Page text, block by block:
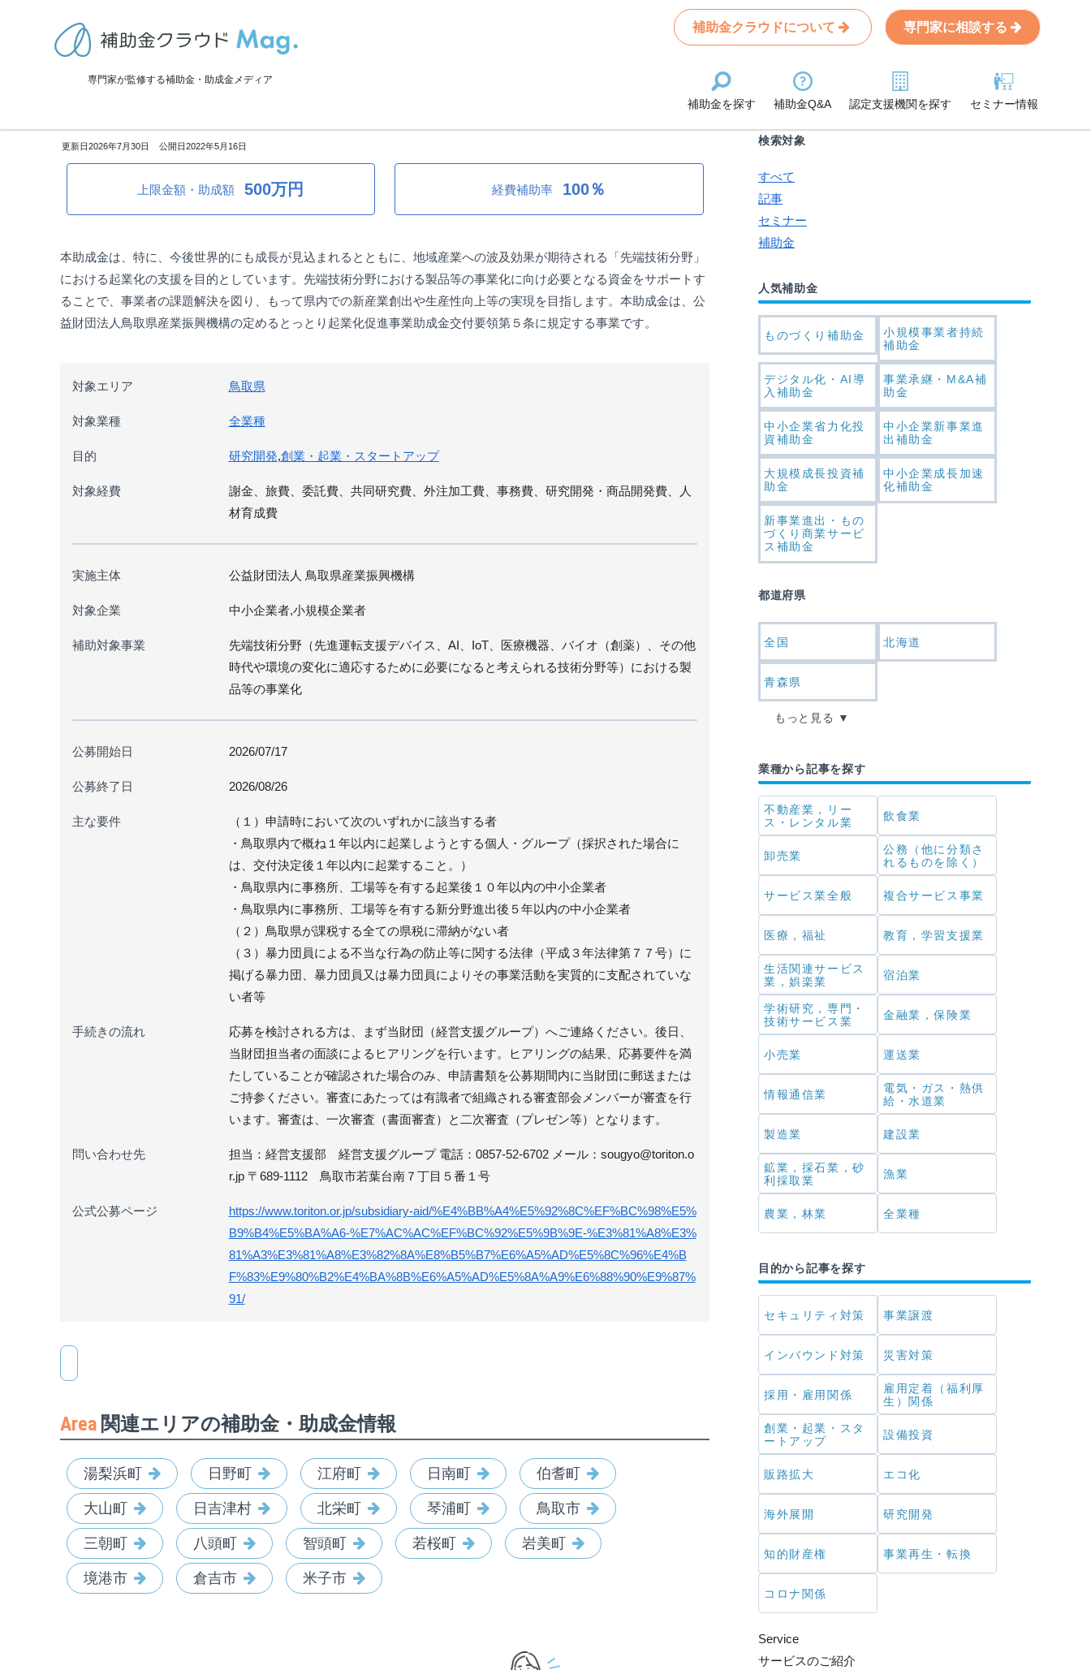
専門家が監修する補助金・助成金メディア
補助金クラウドについて 専門家に相談する
補助金を探す 補助金Q&A 認定支援機関を探す セミナー情報
>補助金・助成金詳細
鳥取県：とっとり起業化促進事業助成金（企業創業型）/第2回公募
2026年7月30日 2022年5月16日
上限金額・助成額 500万円 経費補助率 100％
本助成金は、特に、今後世界的にも成長が見込まれるとともに、地域産業への波及効果が期待される「先端技術分野」
における起業化の支援を目的としています。先端技術分野における製品等の事業化に向け必要となる資金をサポートす
ることで、事業者の課題解決を図り、もって県内での新産業創出や生産性向上等の実現を目指します。本助成金は、公
益財団法人鳥取県産業振興機構の定めるとっとり起業化促進事業助成金交付要領第５条に規定する事業です。
対象エリア 鳥取県
対象業種 全業種
目的 研究開発,創業・起業・スタートアップ
対象経費
謝金、旅費、委託費、共同研究費、外注加工費、事務費、研究開発・商品開発費、人
材育成費
実施主体 公益財団法人 鳥取県産業振興機構
対象企業 中小企業者,小規模企業者
補助対象事業
先端技術分野（先進運転支援デバイス、AI、IoT、医療機器、バイオ（創薬）、その他
時代や環境の変化に適応するために必要になると考えられる技術分野等）における製
品等の事業化
公募開始日 2026/07/17
公募終了日 2026/08/26
主な要件
（１）申請時において次のいずれかに該当する者
・鳥取県内で概ね１年以内に起業しようとする個人・グループ（採択された場合に
は、交付決定後１年以内に起業すること。）
・鳥取県内に事務所、工場等を有する起業後１０年以内の中小企業者
・鳥取県内に事務所、工場等を有する新分野進出後５年以内の中小企業者
（２）鳥取県が課税する全ての県税に滞納がない者
（３）暴力団員による不当な行為の防止等に関する法律（平成３年法律第７７号）に
掲げる暴力団、暴力団員又は暴力団員によりその事業活動を実質的に支配されていな
い者等
手続きの流れ
応募を検討される方は、まず当財団（経営支援グループ）へご連絡ください。後日、
当財団担当者の面談によるヒアリングを行います。ヒアリングの結果、応募要件を満
たしていることが確認された場合のみ、申請書類を公募期間内に当財団に郵送または
ご持参ください。審査にあたっては有識者で組織される審査部会メンバーが審査を行
います。審査は、一次審査（書面審査）と二次審査（プレゼン等）となります。
問い合わせ先
担当：経営支援部 経営支援グループ 電話：0857-52-6702 メール：sougyo@toriton.o
r.jp 〒689-1112 鳥取市若葉台南７丁目５番１号
公式公募ページ
https://www.toriton.or.jp/subsidiary-aid/%E4%BB%A4%E5%92%8C%EF%BC%98%E5%
B9%B4%E5%BA%A6-%E7%AC%AC%EF%BC%92%E5%9B%9E-%E3%81%A8%E3%
81%A3%E3%81%A8%E3%82%8A%E8%B5%B7%E6%A5%AD%E5%8C%96%E4%B
F%83%E9%80%B2%E4%BA%8B%E6%A5%AD%E5%8A%A9%E6%88%90%E9%87%
91/
Area 関連エリアの補助金・助成金情報
湯梨浜町 日野町 江府町 日南町 伯耆町
大山町 日吉津村 北栄町 琴浦町 鳥取市
三朝町 八頭町 智頭町 若桜町 岩美町
境港市 倉吉市 米子市
Search
条件から記事を探す
検索対象
すべて
記事
セミナー
補助金
人気補助金
ものづくり補助金
小規模事業者持続
補助金
デジタル化・AI導
入補助金
事業承継・M&A補
助金
中小企業省力化投
資補助金
中小企業新事業進
出補助金
大規模成長投資補
助金
中小企業成長加速
化補助金
新事業進出・もの
づくり商業サービ
ス補助金
都道府県
全国 北海道
青森県
もっと見る
業種から記事を探す
不動産業，リー
ス・レンタル業
飲食業
卸売業
公務（他に分類さ
れるものを除く）
サービス業全般 複合サービス事業
医療，福祉 教育，学習支援業
生活関連サービス
業，娯楽業
宿泊業
学術研究，専門・
技術サービス業
金融業，保険業
小売業 運送業
情報通信業
電気・ガス・熱供
給・水道業
製造業 建設業
鉱業，採石業，砂
利採取業
漁業
農業，林業 全業種
目的から記事を探す
セキュリティ対策 事業譲渡
インバウンド対策 災害対策
採用・雇用関係
雇用定着（福利厚
生）関係
創業・起業・スタ
ートアップ
設備投資
販路拡大 エコ化
海外展開 研究開発
知的財産権 事業再生・転換
コロナ関係
Service
サービスのご紹介